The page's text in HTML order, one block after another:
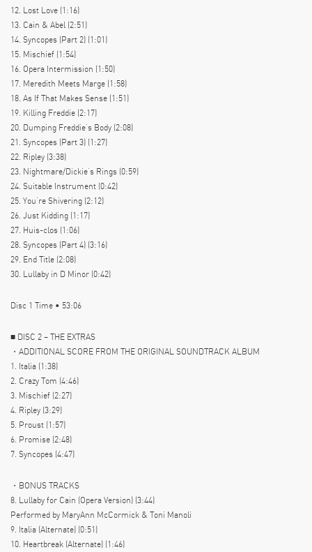
12. Lost Love (1:16)
13. Cain & Abel (2:51)
14. Syncopes (Part 2) (1:01)
15. Mischief (1:54)
16. Opera Intermission (1:50)
17. Meredith Meets Marge (1:58)
18. As If That Makes Sense (1:51)
19. Killing Freddie (2:17)
20. Dumping Freddie’s Body (2:08)
21. Syncopes (Part 3) (1:27)
22. Ripley (3:38)
23. Nightmare/Dickie’s Rings (0:59)
24. Suitable Instrument (0:42)
25. You’re Shivering (2:12)
26. Just Kidding (1:17)
27. Huis-clos (1:06)
28. Syncopes (Part 4) (3:16)
29. End Title (2:08)
30. Lullaby in D Minor (0:42)
Disc 1 Time • 53:06
■ DISC 2 – THE EXTRAS
・ADDITIONAL SCORE FROM THE ORIGINAL SOUNDTRACK ALBUM
1. Italia (1:38)
2. Crazy Tom (4:46)
3. Mischief (2:27)
4. Ripley (3:29)
5. Proust (1:57)
6. Promise (2:48)
7. Syncopes (4:47)
・BONUS TRACKS
8. Lullaby for Cain (Opera Version) (3:44)
Performed by MaryAnn McCormick & Toni Manoli
9. Italia (Alternate) (0:51)
10. Heartbreak (Alternate) (1:46)